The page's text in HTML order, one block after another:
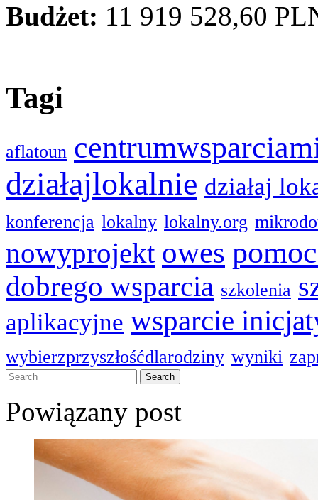
Budżet: 11 919 528,60
Tagi
aflatoun
działajlokalnie działaj
konferencja lokalny lokalny.org
nowyprojekt owes
dobrego wsparcia szkolenia
aplikacyjne wsparcie
wybierzprzyszłośćdlarodziny wyniki
Powiązany post